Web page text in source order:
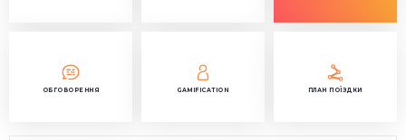
ОБГОВОРЕННЯ GAMIFICATION ПЛАН ПОЇЗДКИ